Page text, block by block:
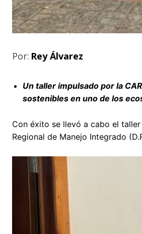
Por: Rey Álvarez
Un taller impulsado por la
sostenibles en uno de los
Con éxito se llevó a cabo el
Regional de Manejo Integrado